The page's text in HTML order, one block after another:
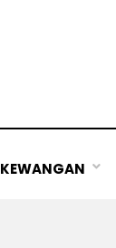
KEWANGAN